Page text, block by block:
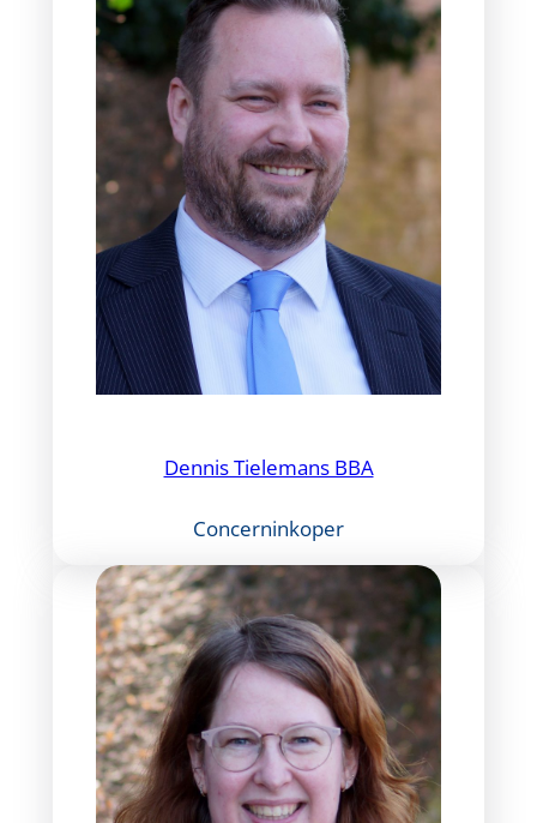
Dennis Tielemans BBA
Concerninkoper